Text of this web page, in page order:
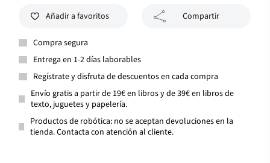
Añadir a favoritos Compartir
Compra segura
Entrega en 1-2 días laborables
Regístrate y disfruta de descuentos en cada compra
Envío gratis a partir de 19€ en libros y de 39€ en libros de
texto, juguetes y papelería.
Productos de robótica: no se aceptan devoluciones en la
tienda. Contacta con atención al cliente.